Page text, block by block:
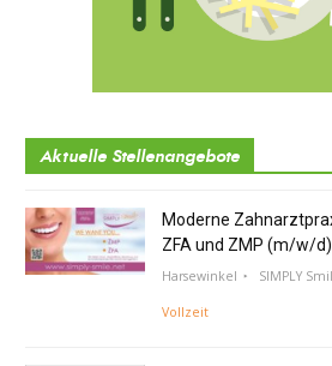
Aktuelle Stellenangebote
Moderne
ZFA und ZMP (m/w/d)
Harsewinkel SIMPLY
Vollzeit